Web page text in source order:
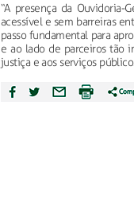
“A presença da
acessível e sem barreiras
passo fundamental para
e ao lado de parceiros tão
justiça e aos serviços